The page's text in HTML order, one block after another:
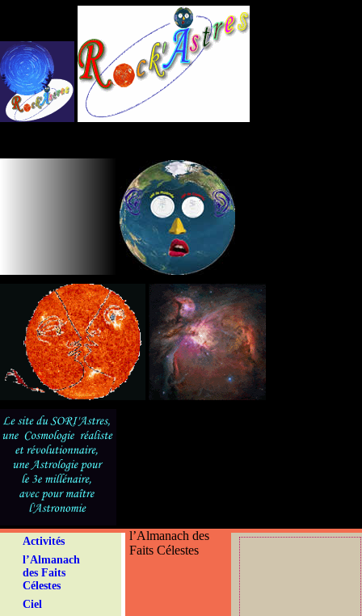
Activités
l’Almanach
des Faits
Célestes
Ciel
l’Almanach des
Faits Célestes
Panneau de gestion des cookies